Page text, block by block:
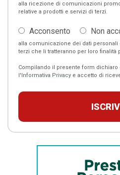
alla ricezione di comunicazioni
relative a prodotti e servizi di terzi.
Acconsento Non
alla comunicazione dei dati personali
terzi che li tratteranno per loro finalità
Compilando il presente form dichiaro
l' Informativa Privacy e accetto di